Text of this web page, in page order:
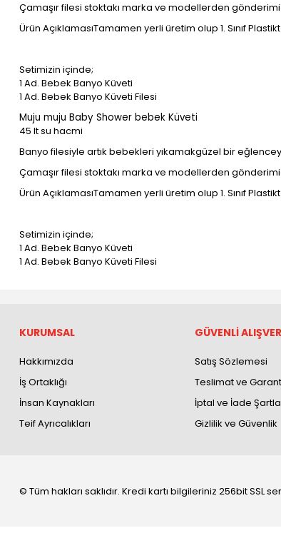
Çamaşır filesi stoktakı marka ve modellerden gönderimi
Ürün AçıklamasıTamamen yerli üretim olup 1. Sınıf
Setimizin içinde;
1 Ad. Bebek Banyo Küveti
1 Ad. Bebek Banyo Küveti Filesi
Muju muju Baby Shower bebek Küveti
45 lt su hacmi
Banyo filesiyle artık bebekleri yıkamakgüzel bir
Çamaşır filesi stoktakı marka ve modellerden gönderimi
Ürün AçıklamasıTamamen yerli üretim olup 1. Sınıf
Setimizin içinde;
1 Ad. Bebek Banyo Küveti
1 Ad. Bebek Banyo Küveti Filesi
KURUMSAL
Hakkımızda
İş Ortaklığı
İnsan Kaynakları
Teif Ayrıcalıkları
GÜVENLİ
Satış Sözlemesi
Teslimat ve
İptal ve İade
Gizlilik ve Güvenlik
© Tüm hakları saklıdır. Kredi kartı bilgileriniz 256bit SSL